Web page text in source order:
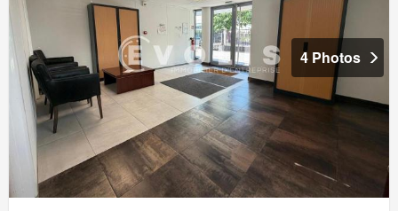
4 Photos